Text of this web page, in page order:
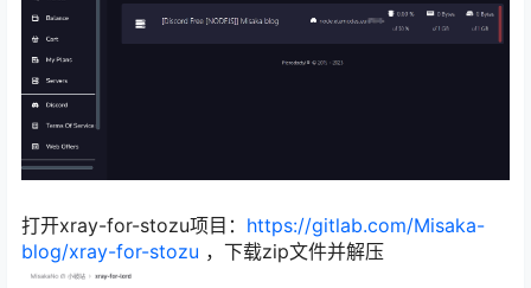
打开xray-for-stozu项目： https://gitlab.com/Misaka-
blog/xray-for-stozu ，下载zip文件并解压